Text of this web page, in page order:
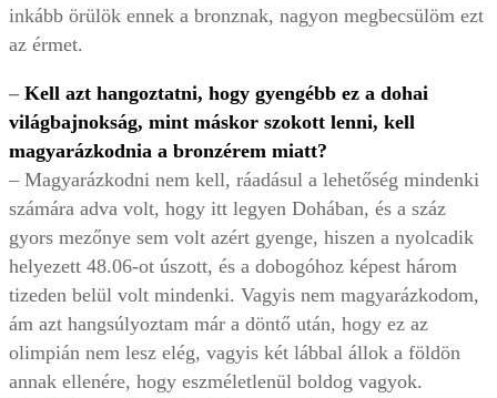
inkább örülök ennek a bronznak, nagyon megbecsülöm ezt
az érmet.
– Kell azt hangoztatni, hogy gyengébb ez a dohai
világbajnokság, mint máskor szokott lenni, kell
magyarázkodnia a bronzérem miatt?
– Magyarázkodni nem kell, ráadásul a lehetőség mindenki
számára adva volt, hogy itt legyen Dohában, és a száz
gyors mezőnye sem volt azért gyenge, hiszen a nyolcadik
helyezett 48.06-ot úszott, és a dobogóhoz képest három
tizeden belül volt mindenki. Vagyis nem magyarázkodom,
ám azt hangsúlyoztam már a döntő után, hogy ez az
olimpián nem lesz elég, vagyis két lábbal állok a földön
annak ellenére, hogy eszméletlenül boldog vagyok.